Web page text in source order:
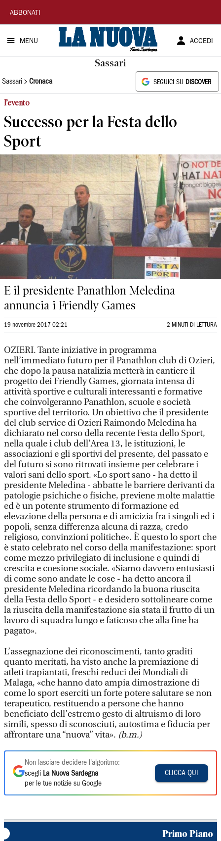
La
Nuova
Sardegna
ABBONATI
MENU ACCEDI
Sassari
Sassari Cronaca SEGUICI SU DISCOVER
l’evento
Successo per la Festa dello
Sport
E il presidente Panathlon Meledina
annuncia i Friendly Games
19 novembre 2017 02:21 2 MINUTI DI LETTURA
OZIERI. Tante iniziative in programma
nell’immediato futuro per il Panathlon club di Ozieri,
che dopo la pausa natalizia metterà in cantiere il
progetto dei Friendly Games, giornata intensa di
attività sportive e culturali interessanti e formative
che coinvolgeranno Panathlon, scuole e società
sportive del territorio. Un obiettivo che il presidente
del club service di Ozieri Raimondo Meledina ha
dichiarato nel corso della recente Festa dello Sport,
nella quale i club dell’Area 13, le istituzioni, le
associazioni e gli sportivi del presente, del passato e
del futuro si sono ritrovati insieme per celebrare i
valori sani dello sport. «Lo sport sano - ha detto il
presidente Meledina - abbatte le barriere derivanti da
patologie psichiche o fisiche, previene molte malattie
ed è un potente strumento di formazione ed
elevazione della persona e di amicizia fra i singoli ed i
popoli, senza differenza alcuna di razza, credo
religioso, convinzioni politiche». È questo lo sport che
è stato celebrato nel corso della manifestazione: sport
come mezzo privilegiato di inclusione e quindi di
crescita e coesione sociale. «Siamo davvero entusiasti
di come sono andate le cose - ha detto ancora il
presidente Meledina ricordando la buona riuscita
della Festa dello Sport - e desidero sottolineare come
la riuscita della manifestazione sia stata il frutto di un
lavoro di squadra lungo e faticoso che alla fine ha
pagato».
L’assegnazione dei riconoscimenti, tanto graditi
quanto meritati, ha visto anche la premiazione di
atleti trapiantati, freschi reduci dei Mondiali di
Malaga, «che hanno dato ampia dimostrazione di
come lo sport eserciti un forte potere salutare se non
terapeutico, restituendo a persone che hanno
beneficiato dell’estremo gesto di altruismo di loro
simili, spesso di sconosciuti, autostima e fiducia per
affrontare una “nuova” vita». (b.m.)
Non lasciare decidere l'algoritmo:
scegli La Nuova Sardegna
per le tue notizie su Google
CLICCA QUI
Primo Piano